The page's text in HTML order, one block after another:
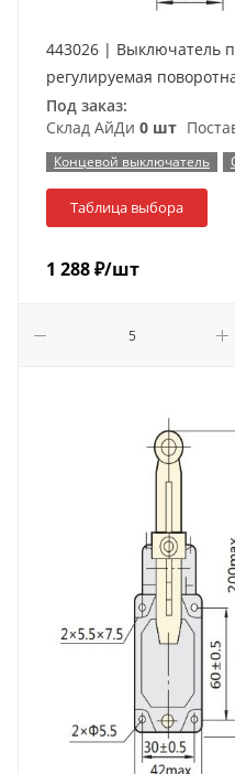
443026 | Выключатель
регулируемая
Под заказ:
Склад АйДи 0 шт
Концевой выключатель
Таблица выбора
1 288₽/шт